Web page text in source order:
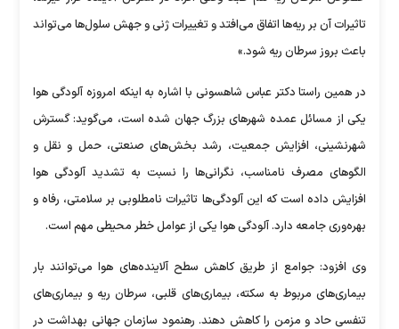
تاثیرات آن بر ریه‌ها اتفاق می‌افتد و تغییرات ژنی و جهش سلول‌ها می‌تواند
باعث بروز سرطان ریه شود.»
در همین راستا دکتر عباس شاهسونی با اشاره به اینکه امروزه آلودگی هوا
یکی از مسائل عمده شهر‌های بزرگ جهان شده است، می‌گوید: گسترش
شهرنشینی، افزایش جمعیت، رشد بخش‌های صنعتی، حمل و نقل و
الگو‌های مصرف نامناسب، نگرانی‌ها را نسبت به تشدید آلودگی هوا
افزایش داده است که این آلودگی‌ها تاثیرات نامطلوبی بر سلامتی، رفاه و
بهره‌وری جامعه دارد. آلودگی هوا یکی از عوامل خطر محیطی مهم است.
وی افزود: جوامع از طریق کاهش سطح آلاینده‌های هوا می‌توانند بار
بیماری‌های مربوط به سکته، بیماری‌های قلبی، سرطان ریه و بیماری‌های
تنفسی حاد و مزمن را کاهش دهند. رهنمود سازمان جهانی بهداشت در